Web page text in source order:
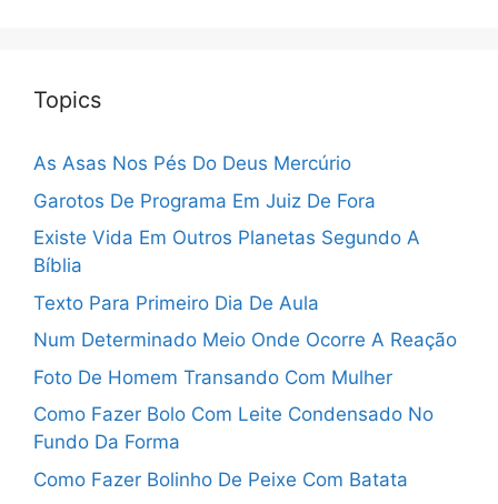
Topics
As Asas Nos Pés Do Deus Mercúrio
Garotos De Programa Em Juiz De Fora
Existe Vida Em Outros Planetas Segundo A
Bíblia
Texto Para Primeiro Dia De Aula
Num Determinado Meio Onde Ocorre A Reação
Foto De Homem Transando Com Mulher
Como Fazer Bolo Com Leite Condensado No
Fundo Da Forma
Como Fazer Bolinho De Peixe Com Batata